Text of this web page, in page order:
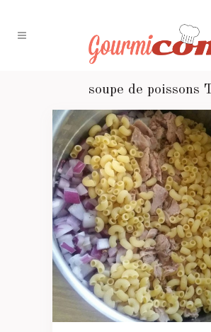
soupe de poissons